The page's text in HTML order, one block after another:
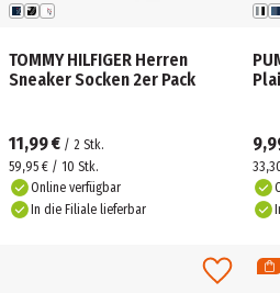
TOMMY HILFIGER Herren
Sneaker Socken 2er Pack
11,99 € / 2 Stk.
59,95 € / 10 Stk.
Online verfügbar
In die Filiale lieferbar